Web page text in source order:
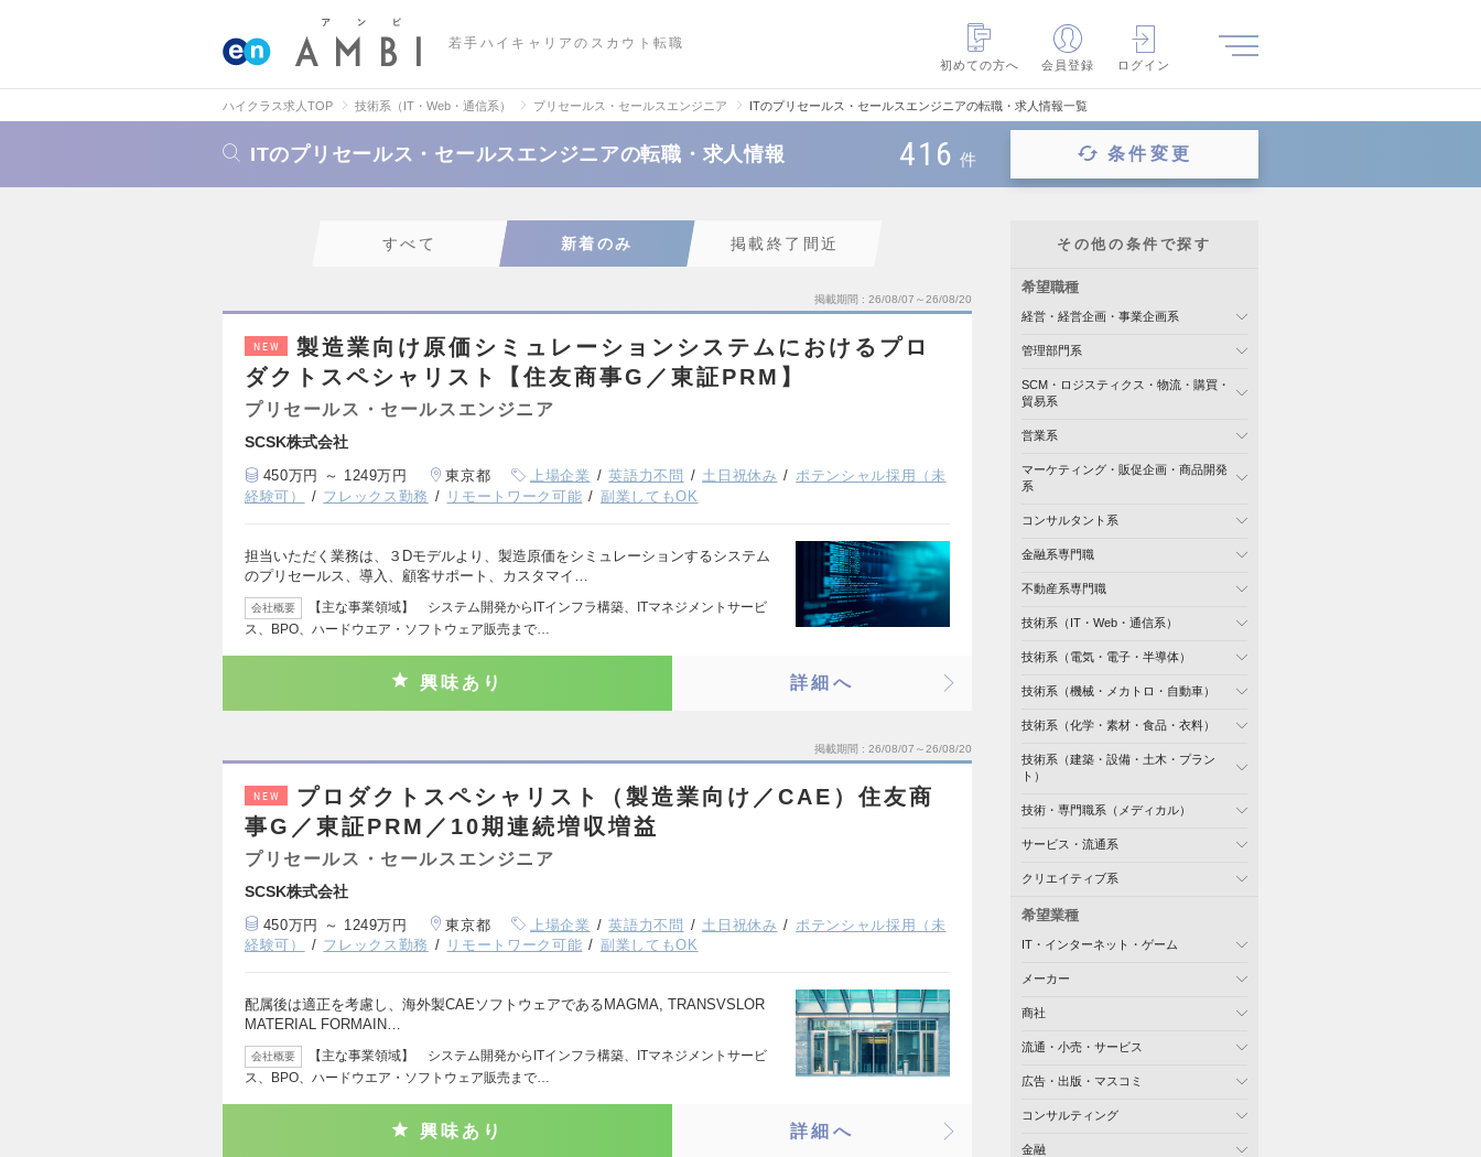
若手ハイキャリアのスカウト転職
初めての方へ
会員登録 ログイン
ハイクラス求人TOP 技術系（IT・Web・通信系） プリセールス・セールスエンジニア ITのプリセールス・セールスエンジニアの転職・求人情報一覧
ITのプリセールス・セールスエンジニアの転職・求人情報 416 件 条件変更
すべて 新着のみ 掲載終了間近
掲載期間 26/08/07～26/08/20
NEW
製造業向け原価シミュレーションシステムにおけるプロ
ダクトスペシャリスト【住友商事G／東証PRM】
プリセールス・セールスエンジニア
SCSK株式会社
450万円 ～ 1249万円 東京都 上場企業 英語力不問 土日祝休み
ポテンシャル採用（未
経験可）
フレックス勤務 リモートワーク可能 副業してもOK
担当いただく業務は、３Dモデルより、製造原価をシミュレーションするシステム
のプリセールス、導入、顧客サポート、カスタマイ…
会社概要
【主な事業領域】 システム開発からITインフラ構築、ITマネジメントサービ
ス、BPO、ハードウエア・ソフトウェア販売まで…
興味あり 詳細へ
掲載期間 26/08/07～26/08/20
NEW
プロダクトスペシャリスト（製造業向け／CAE）住友商
事G／東証PRM／10期連続増収増益
プリセールス・セールスエンジニア
SCSK株式会社
450万円 ～ 1249万円 東京都 上場企業 英語力不問 土日祝休み
ポテンシャル採用（未
経験可）
フレックス勤務 リモートワーク可能 副業してもOK
配属後は適正を考慮し、海外製CAEソフトウェアであるMAGMA, TRANSVSLOR
MATERIAL FORMAIN…
会社概要
【主な事業領域】 システム開発からITインフラ構築、ITマネジメントサービ
ス、BPO、ハードウエア・ソフトウェア販売まで…
興味あり 詳細へ
その他の条件で探す
希望職種
経営・経営企画・事業企画系
管理部門系
SCM・ロジスティクス・物流・購買・
貿易系
営業系
マーケティング・販促企画・商品開発
系
コンサルタント系
金融系専門職
不動産系専門職
技術系（IT・Web・通信系）
技術系（電気・電子・半導体）
技術系（機械・メカトロ・自動車）
技術系（化学・素材・食品・衣料）
技術系（建築・設備・土木・プラン
ト）
技術・専門職系（メディカル）
サービス・流通系
クリエイティブ系
希望業種
IT・インターネット・ゲーム
メーカー
商社
流通・小売・サービス
広告・出版・マスコミ
コンサルティング
金融